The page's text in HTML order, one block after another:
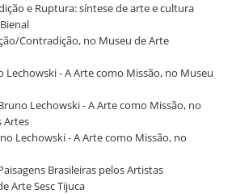
e Ruptura: síntese de arte e cultura
Contradição, no Museu de Arte
Lechowski - A Arte como Missão, no Museu
Lechowski - A Arte como Missão, no
Artes
Lechowski - A Arte como Missão, no
Brasileiras pelos Artistas
Arte Sesc Tijuca